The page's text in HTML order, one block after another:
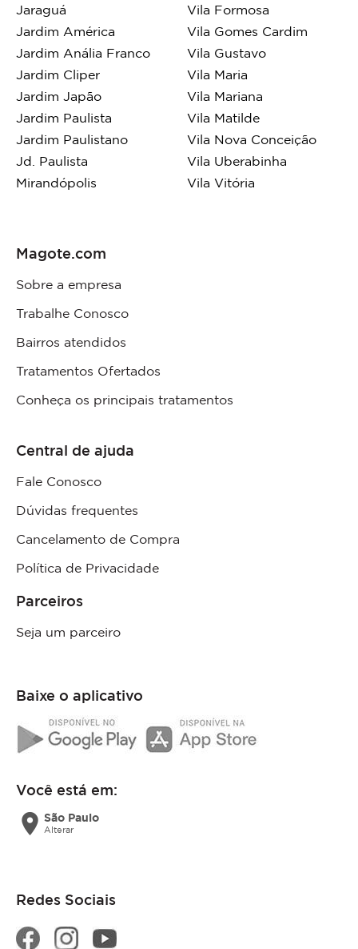
Jaraguá
Jardim América
Jardim Anália Franco
Jardim Cliper
Jardim Japão
Jardim Paulista
Jardim Paulistano
Jd. Paulista
Mirandópolis
Vila Formosa
Vila Gomes Cardim
Vila Gustavo
Vila Maria
Vila Mariana
Vila Matilde
Vila Nova Conceição
Vila Uberabinha
Vila Vitória
Magote.com
Sobre a empresa
Trabalhe Conosco
Bairros atendidos
Tratamentos Ofertados
Conheça os principais tratamentos
Central de ajuda
Fale Conosco
Dúvidas frequentes
Cancelamento de Compra
Política de Privacidade
Parceiros
Seja um parceiro
Baixe o aplicativo
Você está em:
location_on São Paulo
Alterar
Redes Sociais